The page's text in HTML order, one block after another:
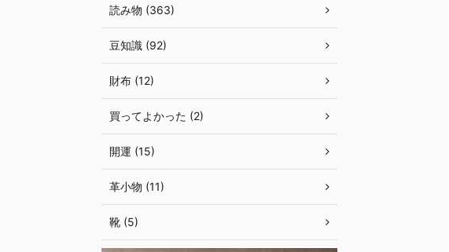
読み物 (363)
豆知識 (92)
財布 (12)
買ってよかった (2)
開運 (15)
革小物 (11)
靴 (5)